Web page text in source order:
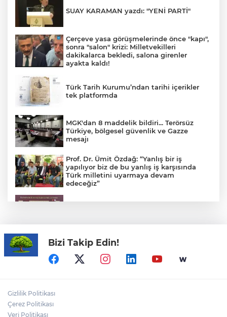
SUAY KARAMAN yazdı: "YENİ PARTİ"
Çerçeve yasa görüşmelerinde önce "kapı",
sonra "salon" krizi: Milletvekilleri
dakikalarca bekledi, salona girenler
ayakta kaldı!
Türk Tarih Kurumu’ndan tarihi içerikler
tek platformda
MGK'dan 8 maddelik bildiri... Terörsüz
Türkiye, bölgesel güvenlik ve Gazze
mesajı
Prof. Dr. Ümit Özdağ: “Yanlış bir iş
yapılıyor biz de bu yanlış iş karşısında
Türk milletini uyarmaya devam
edeceğiz”
YÖK'ten uluslararası mezunlara ikamet
kolaylığı... Süre 2 yıla kadar uzatılabilecek
Bizi Takip Edin!
Gizlilik Politikası
Çerez Politikası
Veri Politikası